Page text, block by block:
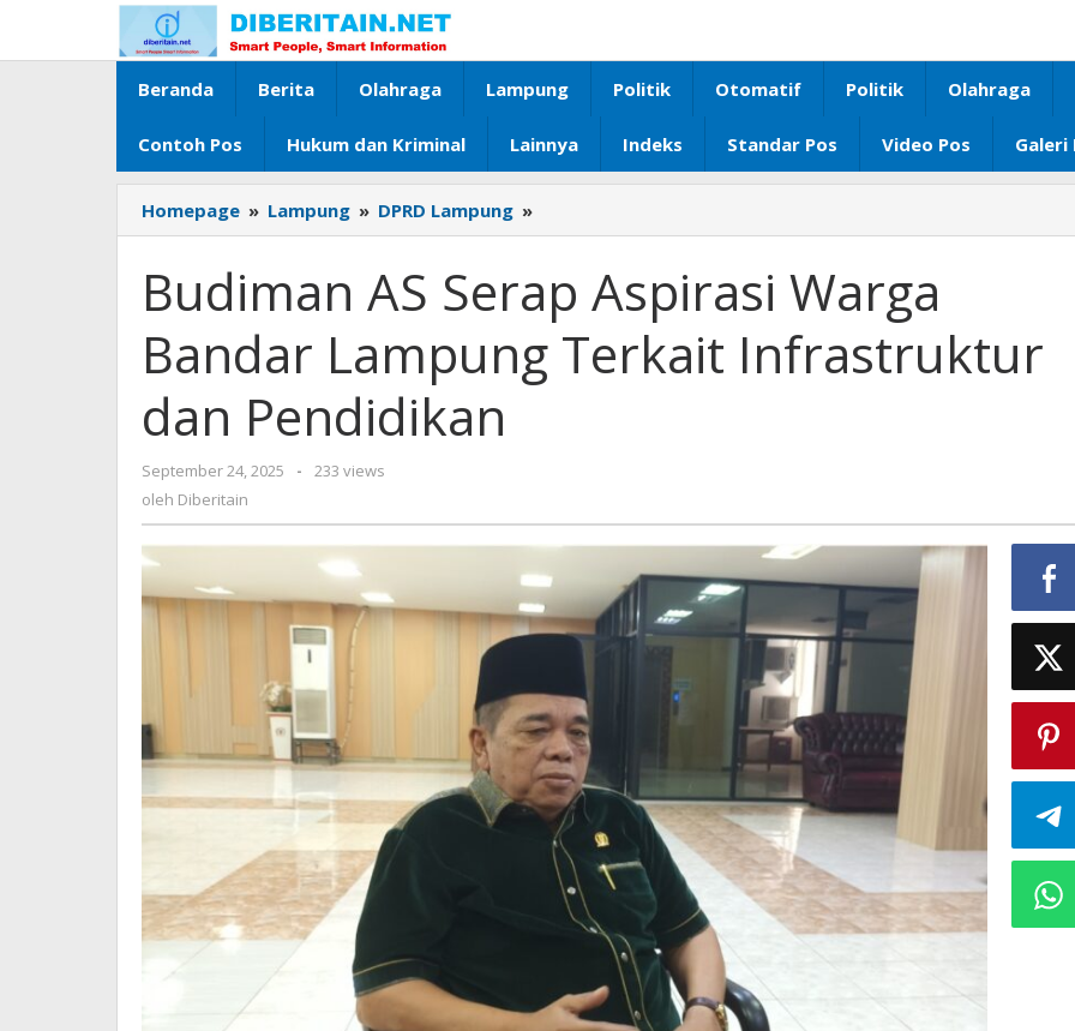
konten
Beranda Berita Olahraga Lampung Politik Otomatif Politik Olahraga
Contoh Pos Hukum dan Kriminal Lainnya Indeks Standar Pos Video Pos Galeri
Homepage » Lampung » DPRD Lampung »
AS
Aspirasi
Warga
Bandar
Lampung
Budiman AS Serap Aspirasi Warga
Bandar Lampung Terkait Infrastruktur
dan Pendidikan
September 24, 2025
oleh
-
233 views
oleh Diberitain